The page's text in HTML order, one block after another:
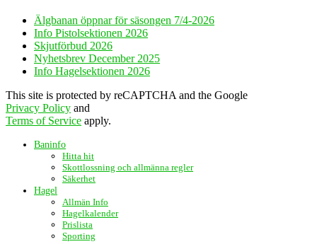
Älgbanan öppnar för säsongen 7/4-2026
Info Pistolsektionen 2026
Skjutförbud 2026
Nyhetsbrev December 2025
Info Hagelsektionen 2026
This site is protected by reCAPTCHA and the Google
Privacy Policy and
Terms of Service apply.
Baninfo
Hitta hit
Skottlossning och allmänna regler
Säkerhet
Hagel
Allmän Info
Hagelkalender
Prislista
Sporting